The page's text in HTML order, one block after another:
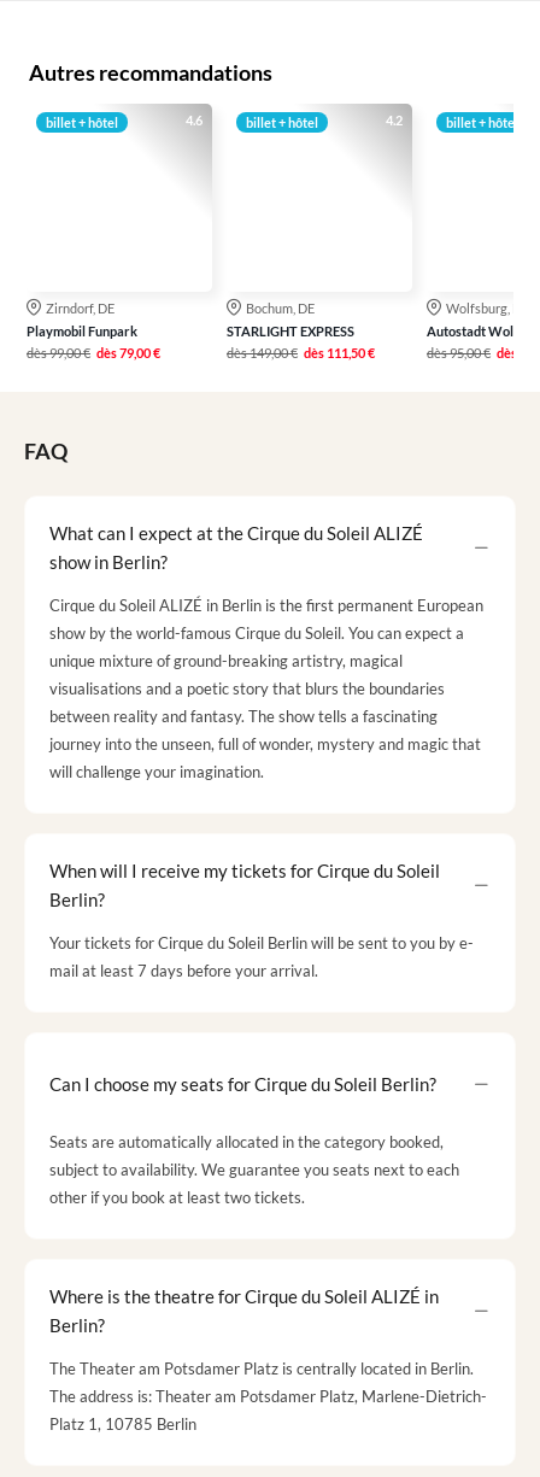
Autres recommandations
4.6
billet + hôtel
Zirndorf, DE
Playmobil Funpark
dès99,00 € dès79,00 €
4.2
billet + hôtel
Bochum, DE
STARLIGHT EXPRESS
dès149,00 € dès 111,50 €
billet + hôtel
Wolfsburg, DE
Autostadt
dès95,00 € dès
FAQ
What can I expect at the Cirque du Soleil ALIZÉ
show in Berlin?
Cirque du Soleil ALIZÉ in Berlin is the first permanent European
show by the world-famous Cirque du Soleil. You can expect a
unique mixture of ground-breaking artistry, magical
visualisations and a poetic story that blurs the boundaries
between reality and fantasy. The show tells a fascinating
journey into the unseen, full of wonder, mystery and magic that
will challenge your imagination.
When will I receive my tickets for Cirque du Soleil
Berlin?
Your tickets for Cirque du Soleil Berlin will be sent to you by e-
mail at least 7 days before your arrival.
Can I choose my seats for Cirque du Soleil Berlin?
Seats are automatically allocated in the category booked,
subject to availability. We guarantee you seats next to each
other if you book at least two tickets.
Where is the theatre for Cirque du Soleil ALIZÉ in
Berlin?
The Theater am Potsdamer Platz is centrally located in Berlin.
The address is: Theater am Potsdamer Platz, Marlene-Dietrich-
Platz 1, 10785 Berlin